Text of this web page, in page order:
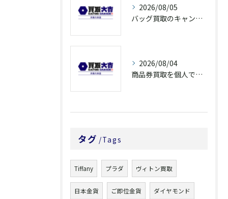
2026/08/05
バッグ買取のキャンペーンで奈良県橿原市でお得に売るための条件と注意点徹底ガイド
2026/08/04
商品券買取を個人で利用する際の奈良県橿原市で知っておきたい高換金ポイント
タグ Tags
Tiffany プラダ ヴィトン買取
日本金貨 ご即位金貨 ダイヤモンド